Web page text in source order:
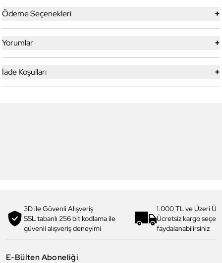
Ödeme Seçenekleri +
Yorumlar +
İade Koşulları +
3D ile Güvenli Alışveriş
SSL tabanlı 256 bit kodlama ile
güvenli alışveriş deneyimi
1.000 TL ve Üzeri
Ücretsiz kargo
faydalanabilirsiniz
E-Bülten Aboneliği